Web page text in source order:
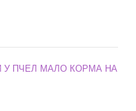
У ПЧЕЛ МАЛО КОРМА НА